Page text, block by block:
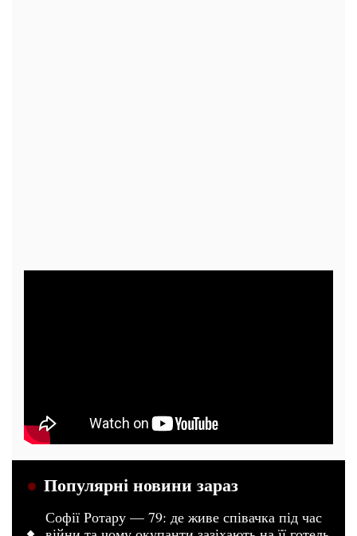
Популярні новини зараз
Софії Ротару — 79: де живе співачка під час